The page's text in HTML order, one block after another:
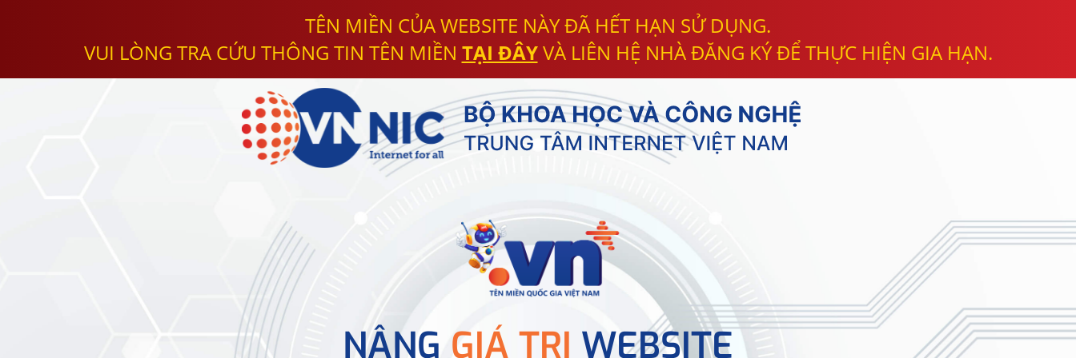
TÊN MIỀN CỦA WEBSITE NÀY ĐÃ HẾT HẠN SỬ DỤNG.
VUI LÒNG TRA CỨU THÔNG TIN TÊN MIỀN TẠI ĐÂYVÀ LIÊN HỆ NHÀ ĐĂNG KÝ ĐỂ THỰC HIỆN GIA HẠN.
NÂNG GIÁ TRỊ WEBSITE